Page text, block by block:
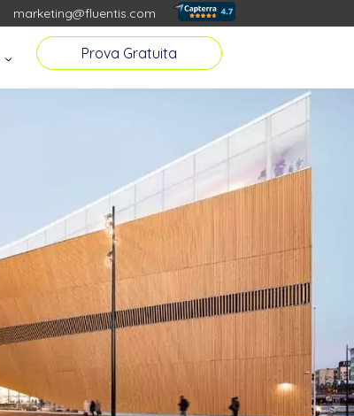
marketing@fluentis.com
Prova Gratuita